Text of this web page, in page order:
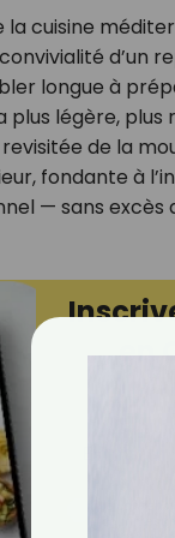
cuisine
longue à
plus légère,
de la
fondante à
— sans excès
en
Je
pour